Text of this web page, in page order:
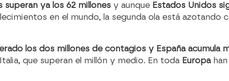
superan ya los 62 millones y aunque Estados Unidos
en el mundo, la segunda ola está azotando
los dos millones de contagios y España acumula
que superan el millón y medio. En toda Europahan